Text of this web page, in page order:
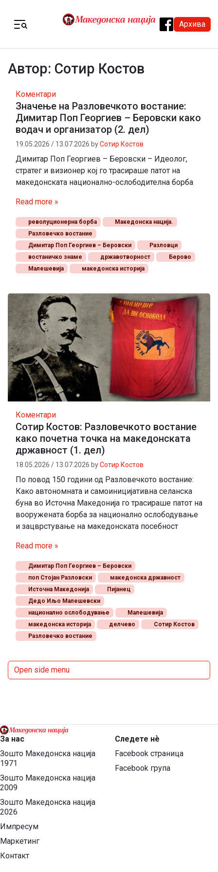
Архива
Автор: Сотир Костов
Коментари
Значење на Разловечкото востание:
Димитар Поп Георгиев – Беровски како
водач и организатор (2. дел)
19.05.2026 / 13.07.2026 byСотир Костов
Димитар Поп Георгиев – Беровски – Идеолог,
стратег и визионер кој го трасираше патот на
македонската национално-ослободителна борба
Read more »
револуционерна борба
Македонска нација.
Разловечко востание
Димитар Поп Георгиев – Беровски
Разловци
востаничко знаме
државотворност
Берово
Малешевија
македонска историја
Коментари
Сотир Костов: Разловечкото востание
како почетна точка на македонската
државност (1. дел)
18.05.2026 / 13.07.2026 byСотир Костов
По повод 150 години од Разловечкото востание:
Како автономната и самоиницијативна селанска
буна во Источна Македонија го трасираше патот на
вооружената борба за национално ослободување
и зацврстување на македонската посебност
Read more »
Димитар Поп Георгиев – Беровски
поп Стојан Разловски
македонска државност
Источна Македонија
Пијанец
Дедо Иљо Малешевски
национално ослободување
Малешевија
македонска историја
делчево
Сотир Костов
Разловечко востание
Open side menu
За нас
Зошто Македонска нација
1971
Зошто Македонска нација
2009
Зошто Македонска нација
2026
Импресум
Маркетинг
Контакт
Следете нѐ
Facebook страница
Facebook група